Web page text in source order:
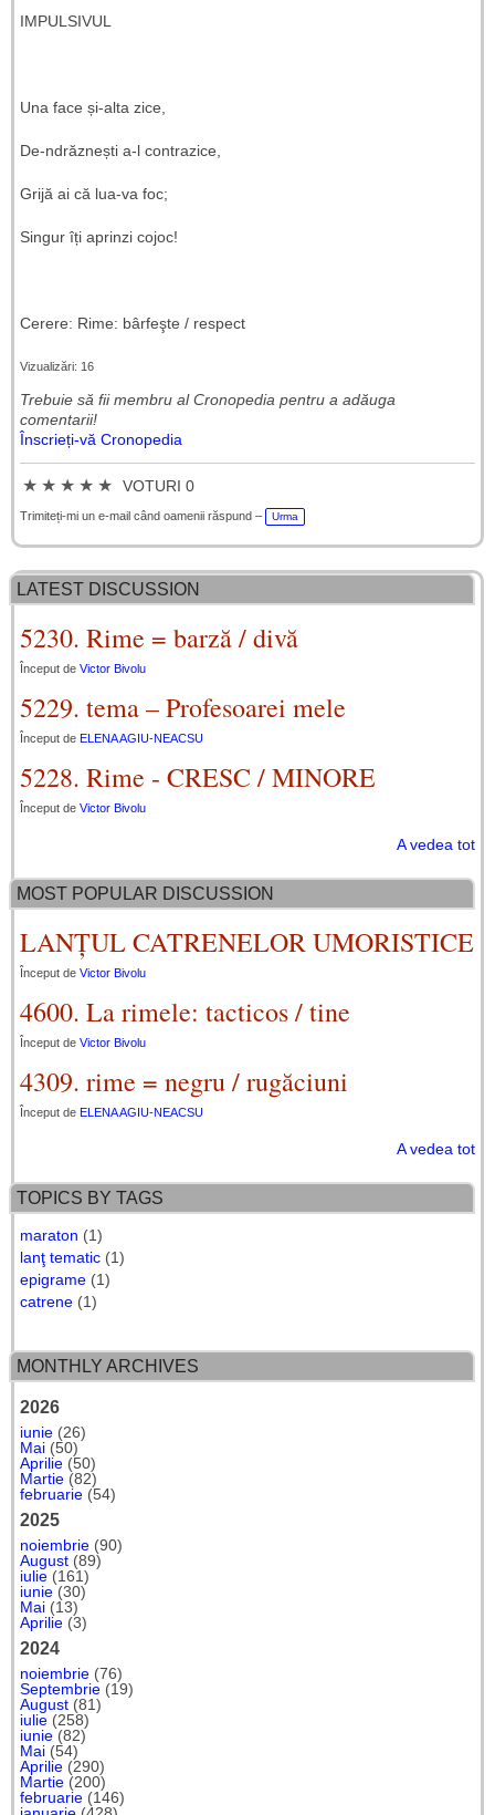
IMPULSIVUL
Una face și-alta zice,
De-ndrăznești a-l contrazice,
Grijă ai că lua-va foc;
Singur îți aprinzi cojoc!
Cerere: Rime: bârfeşte / respect
Vizualizări: 16
Trebuie să fii membru al Cronopedia ​​pentru a adăuga
comentarii!
Înscrieți-vă Cronopedia
★ ★ ★ ★ ★ VOTURI 0
Trimiteți-mi un e-mail când oamenii răspund – Urma
LATEST DISCUSSION
5230. Rime = barză / divă
Început de Victor Bivolu
5229. tema – Profesoarei mele
Început de ELENA AGIU-NEACSU
5228. Rime - CRESC / MINORE
Început de Victor Bivolu
A vedea tot
MOST POPULAR DISCUSSION
LANȚUL CATRENELOR UMORISTICE
Început de Victor Bivolu
4600. La rimele: tacticos / tine
Început de Victor Bivolu
4309. rime = negru / rugăciuni
Început de ELENA AGIU-NEACSU
A vedea tot
TOPICS BY TAGS
maraton (1)
lanţ tematic (1)
epigrame (1)
catrene (1)
MONTHLY ARCHIVES
2026
iunie (26)
Mai (50)
Aprilie (50)
Martie (82)
februarie (54)
2025
noiembrie (90)
August (89)
iulie (161)
iunie (30)
Mai (13)
Aprilie (3)
2024
noiembrie (76)
Septembrie (19)
August (81)
iulie (258)
iunie (82)
Mai (54)
Aprilie (290)
Martie (200)
februarie (146)